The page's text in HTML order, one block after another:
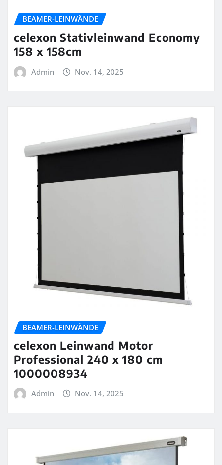
BEAMER-LEINWÄNDE
celexon Stativleinwand Economy
158 x 158cm
Admin Nov. 14, 2025
BEAMER-LEINWÄNDE
celexon Leinwand Motor
Professional 240 x 180 cm
1000008934
Admin Nov. 14, 2025